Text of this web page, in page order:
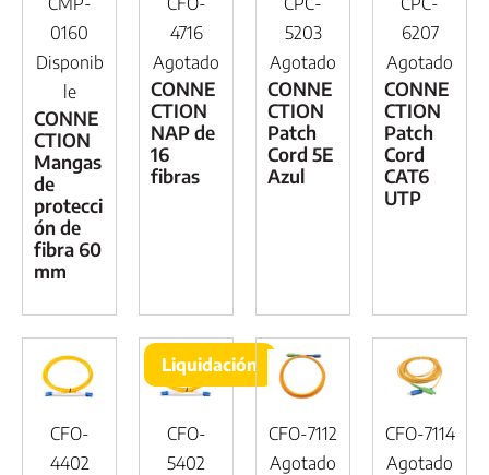
0160
Disponib
le
CONNE
CTION
Mangas
de
protecci
ón de
fibra 60
mm
4716
Agotado
CONNE
CTION
NAP de
16
fibras
5203
Agotado
CONNE
CTION
Patch
Cord 5E
Azul
6207
Agotado
CONNE
CTION
Patch
Cord
CAT6
UTP
CFO-
4402
CFO-
5402
Liquidación
CFO-7112
Agotado
CFO-7114
Agotado